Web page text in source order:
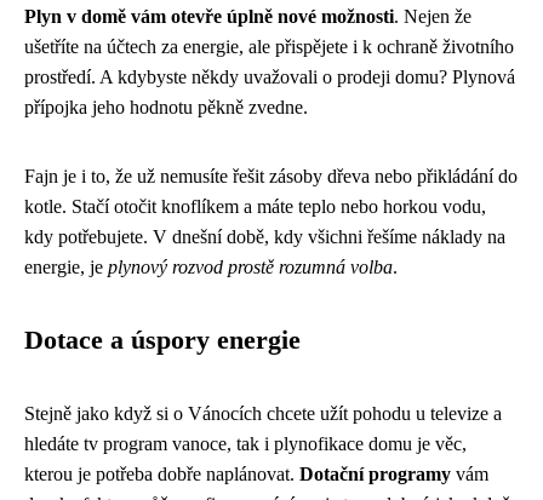
Plyn v domě vám otevře úplně nové možnosti. Nejen že
ušetříte na účtech za energie, ale přispějete i k ochraně životního
prostředí. A kdybyste někdy uvažovali o prodeji domu? Plynová
přípojka jeho hodnotu pěkně zvedne.
Fajn je i to, že už nemusíte řešit zásoby dřeva nebo přikládání do
kotle. Stačí otočit knoflíkem a máte teplo nebo horkou vodu,
kdy potřebujete. V dnešní době, kdy všichni řešíme náklady na
energie, je plynový rozvod prostě rozumná volba.
Dotace a úspory energie
Stejně jako když si o Vánocích chcete užít pohodu u televize a
hledáte tv program vanoce, tak i plynofikace domu je věc,
kterou je potřeba dobře naplánovat. Dotační programy vám